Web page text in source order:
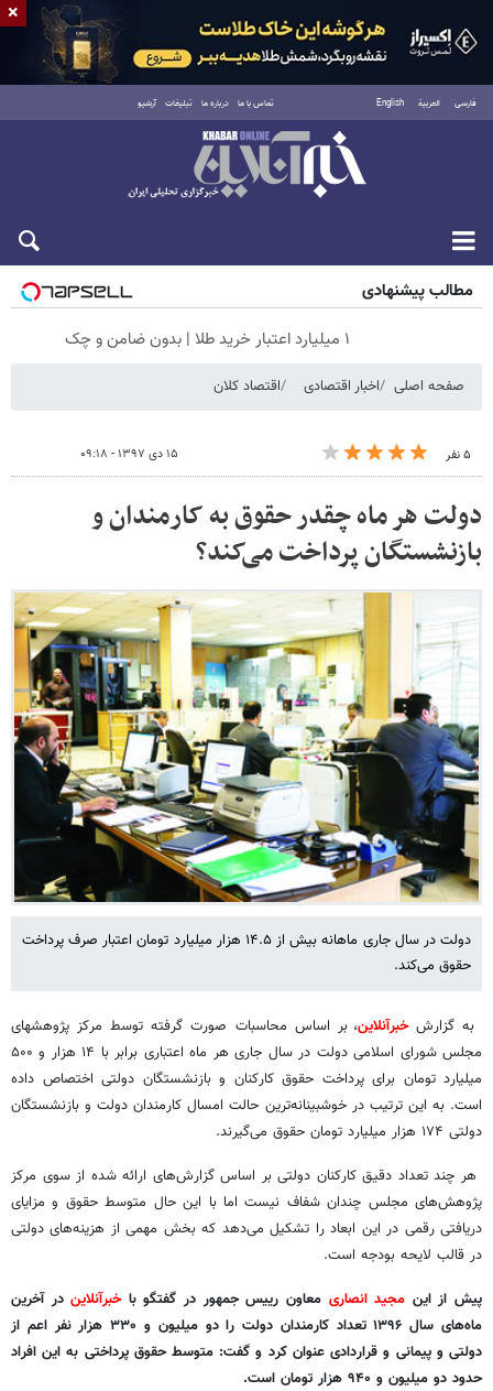
فارسی العربية English تماس با ما درباره ما تبلیغات آرشیو
پنجشنبه ۱۵ مرداد ۱۴۰۵
مطالب پیشنهادی
۱ میلیارد اعتبار خرید طلا | بدون ضامن و چک
صفحه اصلی اخبار اقتصادی اقتصاد کلان
۵ نفر ۱۵ دی ۱۳۹۷ - ۰۹:۱۸
دولت هر ماه چقدر حقوق به کارمندان و
بازنشستگان پرداخت می‌کند؟
دولت در سال جاری ماهانه بیش از ۱۴.۵ هزار میلیارد تومان اعتبار صرف پرداخت
حقوق می‌کند.
به گزارشخبرآنلاین، بر اساس محاسبات صورت گرفته توسط مرکز پژوهشهای
مجلس شورای اسلامی دولت در سال جاری هر ماه اعتباری برابر با ۱۴ هزار و ۵۰۰
میلیارد تومان برای پرداخت حقوق کارکنان و بازنشستگان دولتی اختصاص داده
است. به این ترتیب در خوشبینانه‌ترین حالت امسال کارمندان دولت و بازنشستگان
دولتی ۱۷۴ هزار میلیارد تومان حقوق می‌گیرند.
هر چند تعداد دقیق کارکنان دولتی بر اساس گزارش‌های ارائه شده از سوی مرکز
پژوهش‌های مجلس چندان شفاف نیست اما با این حال متوسط حقوق و مزایای
دریافتی رقمی در این ابعاد را تشکیل می‌دهد که بخش مهمی از هزینه‌های دولتی
در قالب لایحه بودجه است.
پیش از این مجید انصاریمعاون رییس جمهور در گفتگو باخبرآنلایندر آخرین
ماه‌های سال ۱۳۹۶ تعداد کارمندان دولت را دو میلیون و ۳۳۰ هزار نفر اعم از
دولتی و پیمانی و قراردادی عنوان کرد و گفت: متوسط حقوق پرداختی به این افراد
حدود دو میلیون و ۹۴۰ هزار تومان است.
×